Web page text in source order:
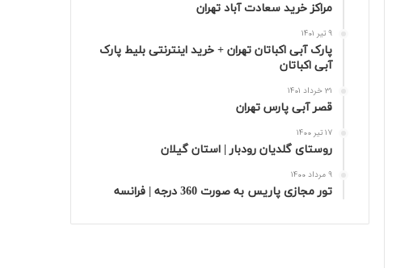
مراکز خرید سعادت‌ آباد تهران
9 تیر 1401
پارک آبی اکباتان تهران + خرید اینترنتی بلیط پارک
آبی اکباتان
31 خرداد 1401
قصر آبی پارس تهران
17 تیر 1400
روستای گلدیان رودبار | استان گیلان
9 مرداد 1400
تور مجازی پاریس به صورت 360 درجه | فرانسه